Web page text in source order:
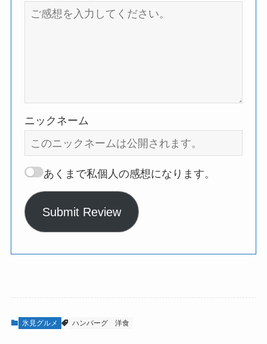
ニックネーム
あくまで私個人の感想になります。
Submit Review
氷見グルメ ハンバーグ 洋食